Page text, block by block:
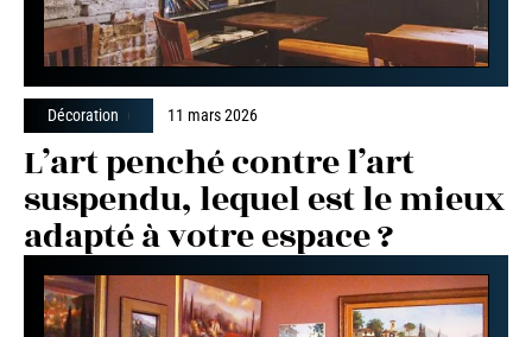
Décoration 11 mars 2026
L’art penché contre l’art
suspendu, lequel est le mieux
adapté à votre espace ?